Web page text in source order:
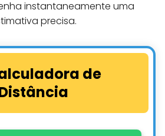
instantaneamente uma
precisa.
de